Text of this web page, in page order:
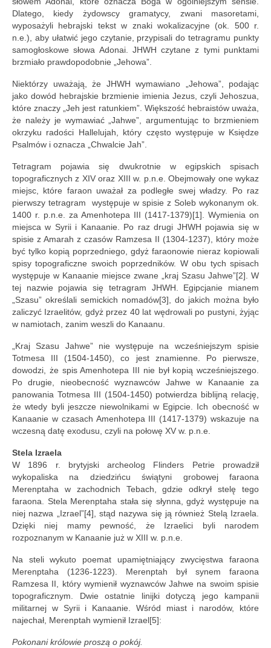
Dlatego, kiedy żydowscy gramatycy, zwani masoretami,
wyposażyli hebrajski tekst w znaki wokalizacyjne (ok. 500 r.
n.e.), aby ułatwić jego czytanie, przypisali do tetragramu punkty
samogłoskowe słowa Adonai. JHWH czytane z tymi punktami
brzmiało prawdopodobnie „Jehowa”.
Niektórzy uważają, że JHWH wymawiano „Jehowa”, podając
jako dowód hebrajskie brzmienie imienia Jezus, czyli Jehoszua,
które znaczy „Jeh jest ratunkiem”. Większość hebraistów uważa,
że należy je wymawiać „Jahwe”, argumentując to brzmieniem
okrzyku radości Hallelujah, który często występuje w Księdze
Psalmów i oznacza „Chwalcie Jah”.
Tetragram pojawia się dwukrotnie w egipskich spisach
topograficznych z XIV oraz XIII w. p.n.e. Obejmowały one wykaz
miejsc, które faraon uważał za podległe swej władzy. Po raz
pierwszy tetragram występuje w spisie z Soleb wykonanym ok.
1400 r. p.n.e. za Amenhotepa III (1417-1379)[1]. Wymienia on
miejsca w Syrii i Kanaanie. Po raz drugi JHWH pojawia się w
spisie z Amarah z czasów Ramzesa II (1304-1237), który może
być tylko kopią poprzedniego, gdyż faraonowie nieraz kopiowali
spisy topograficzne swoich poprzedników. W obu tych spisach
występuje w Kanaanie miejsce zwane „kraj Szasu Jahwe”[2]. W
tej nazwie pojawia się tetragram JHWH. Egipcjanie mianem
„Szasu” określali semickich nomadów[3], do jakich można było
zaliczyć Izraelitów, gdyż przez 40 lat wędrowali po pustyni, żyjąc
w namiotach, zanim weszli do Kanaanu.
„Kraj Szasu Jahwe” nie występuje na wcześniejszym spisie
Totmesa III (1504-1450), co jest znamienne. Po pierwsze,
dowodzi, że spis Amenhotepa III nie był kopią wcześniejszego.
Po drugie, nieobecność wyznawców Jahwe w Kanaanie za
panowania Totmesa III (1504-1450) potwierdza biblijną relację,
że wtedy byli jeszcze niewolnikami w Egipcie. Ich obecność w
Kanaanie w czasach Amenhotepa III (1417-1379) wskazuje na
wczesną datę exodusu, czyli na połowę XV w. p.n.e.
Stela Izraela
W 1896 r. brytyjski archeolog Flinders Petrie prowadził
wykopaliska na dziedzińcu świątyni grobowej faraona
Merenptaha w zachodnich Tebach, gdzie odkrył stelę tego
faraona. Stela Merenptaha stała się słynna, gdyż występuje na
niej nazwa „Izrael”[4], stąd nazywa się ją również Stelą Izraela.
Dzięki niej mamy pewność, że Izraelici byli narodem
rozpoznanym w Kanaanie już w XIII w. p.n.e.
Na steli wykuto poemat upamiętniający zwycięstwa faraona
Merenptaha (1236-1223). Merenptah był synem faraona
Ramzesa II, który wymienił wyznawców Jahwe na swoim spisie
topograficznym. Dwie ostatnie linijki dotyczą jego kampanii
militarnej w Syrii i Kanaanie. Wśród miast i narodów, które
najechał, Merenptah wymienił Izrael[5]:
Pokonani królowie proszą o pokój.